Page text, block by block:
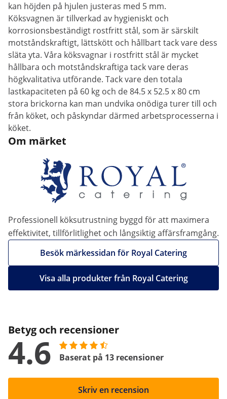
kan höjden på hjulen justeras med 5 mm.
Köksvagnen är tillverkad av hygieniskt och
korrosionsbeständigt rostfritt stål, som är särskilt
motståndskraftigt, lättskött och hållbart tack vare dess
släta yta. Våra köksvagnar i rostfritt stål är mycket
hållbara och motståndskraftiga tack vare deras
högkvalitativa utförande. Tack vare den totala
lastkapaciteten på 60 kg och de 84.5 x 52.5 x 80 cm
stora brickorna kan man undvika onödiga turer till och
från köket, och påskyndar därmed arbetsprocesserna i
köket.
Om märket
Professionell köksutrustning byggd för att maximera
effektivitet, tillförlitlighet och långsiktig affärsframgång.
Besök märkessidan för Royal Catering
Visa alla produkter från Royal Catering
Betyg och recensioner
4.6 Baserat på 13 recensioner
Skriv en recension